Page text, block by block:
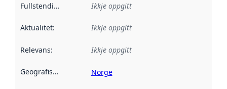
Fullstendigheit Ikkje oppgitt
Aktualitet: Ikkje oppgitt
Relevans: Ikkje oppgitt
Geografisk område Norge